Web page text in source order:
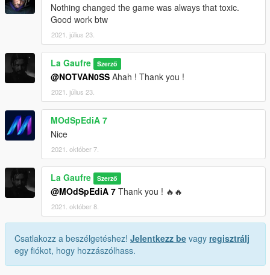
Nothing changed the game was always that toxic.
Good work btw
2021. július 23.
La Gaufre Szerző
@NOTVAN0SS Ahah ! Thank you !
2021. július 23.
MOdSpEdiA 7
Nice
2021. október 7.
La Gaufre Szerző
@MOdSpEdiA 7 Thank you ! 🔥🔥
2021. október 8.
Csatlakozz a beszélgetéshez! Jelentkezz be vagy regisztrálj
egy fiókot, hogy hozzászólhass.